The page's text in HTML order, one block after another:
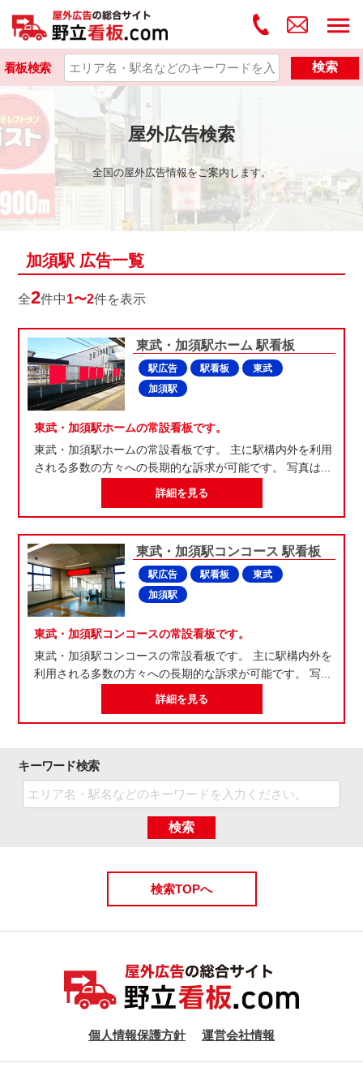
看板検索 検索
屋外広告検索
全国の屋外広告情報をご案内します。
加須駅 広告一覧
全2件中1〜2件を表示
東武・加須駅ホーム 駅看板
駅広告 駅看板
東武
加須駅
東武・加須駅ホームの常設看板です。
東武・加須駅ホームの常設看板です。 主に駅構内外を利用
される多数の方々への長期的な訴求が可能です。 写真は...
詳細を見る
東武・加須駅コンコース 駅看板
駅広告 駅看板
東武
加須駅
東武・加須駅コンコースの常設看板です。
東武・加須駅コンコースの常設看板です。 主に駅構内外を
利用される多数の方々への長期的な訴求が可能です。 写...
詳細を見る
キーワード検索
検索
検索TOPへ
個人情報保護方針 運営会社情報